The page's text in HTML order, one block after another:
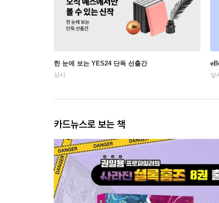
한 눈에 보는 YES24 단독 선출간
상시 상
카드뉴스로 보는 책